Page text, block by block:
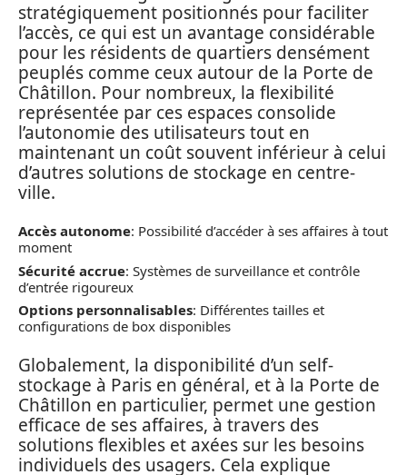
stratégiquement positionnés pour faciliter
l’accès, ce qui est un avantage considérable
pour les résidents de quartiers densément
peuplés comme ceux autour de la Porte de
Châtillon. Pour nombreux, la flexibilité
représentée par ces espaces consolide
l’autonomie des utilisateurs tout en
maintenant un coût souvent inférieur à celui
d’autres solutions de stockage en centre-
ville.
Accès autonome: Possibilité d’accéder à ses affaires à tout
moment
Sécurité accrue: Systèmes de surveillance et contrôle
d’entrée rigoureux
Options personnalisables: Différentes tailles et
configurations de box disponibles
Globalement, la disponibilité d’un self-
stockage à Paris en général, et à la Porte de
Châtillon en particulier, permet une gestion
efficace de ses affaires, à travers des
solutions flexibles et axées sur les besoins
individuels des usagers. Cela explique